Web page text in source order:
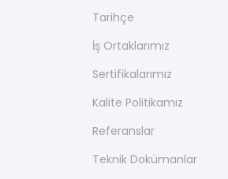
Tarihçe
İş Ortaklarımız
Sertifikalarımız
Kalite Politikamız
Referanslar
Teknik Dokümanlar